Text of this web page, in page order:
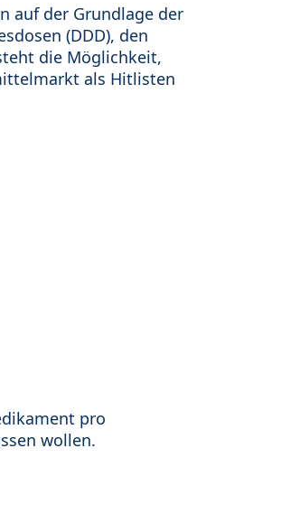
auf der Grundlage der
(DDD), den
die Möglichkeit,
als Hitlisten
pro
wollen.